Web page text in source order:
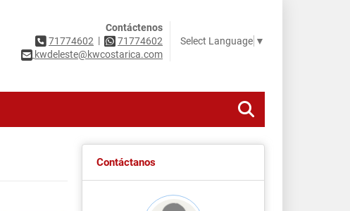
Contáctenos
71774602 |
71774602
kwdeleste@kwcostarica.com
Select Language ▼
Contáctanos